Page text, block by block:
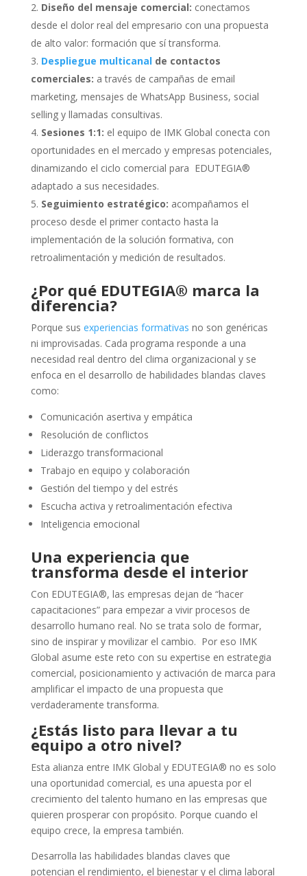
Diseño del mensaje comercial: conectamos
desde el dolor real del empresario con una propuesta
de alto valor: formación que sí transforma.
Despliegue multicanalde contactos
comerciales: a través de campañas de email
marketing, mensajes de WhatsApp Business, social
selling y llamadas consultivas.
Sesiones 1:1: el equipo de IMK Global conecta con
oportunidades en el mercado y empresas potenciales,
dinamizando el ciclo comercial para EDUTEGIA®
adaptado a sus necesidades.
Seguimiento estratégico: acompañamos el
proceso desde el primer contacto hasta la
implementación de la solución formativa, con
retroalimentación y medición de resultados.
¿Por qué EDUTEGIA® marca la
diferencia?
Porque sus experiencias formativas no son genéricas
ni improvisadas. Cada programa responde a una
necesidad real dentro del clima organizacional y se
enfoca en el desarrollo de habilidades blandas claves
como:
Comunicación asertiva y empática
Resolución de conflictos
Liderazgo transformacional
Trabajo en equipo y colaboración
Gestión del tiempo y del estrés
Escucha activa y retroalimentación efectiva
Inteligencia emocional
Una experiencia que
transforma desde el interior
Con EDUTEGIA®, las empresas dejan de “hacer
capacitaciones” para empezar a vivir procesos de
desarrollo humano real. No se trata solo de formar,
sino de inspirar y movilizar el cambio. Por eso IMK
Global asume este reto con su expertise en estrategia
comercial, posicionamiento y activación de marca para
amplificar el impacto de una propuesta que
verdaderamente transforma.
¿Estás listo para llevar a tu
equipo a otro nivel?
Esta alianza entre IMK Global y EDUTEGIA® no es solo
una oportunidad comercial, es una apuesta por el
crecimiento del talento humano en las empresas que
quieren prosperar con propósito. Porque cuando el
equipo crece, la empresa también.
Desarrolla las habilidades blandas claves que
potencian el rendimiento, el bienestar y el clima laboral